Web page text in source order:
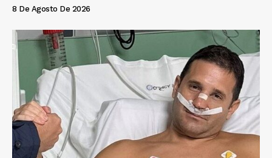
8 De Agosto De 2026